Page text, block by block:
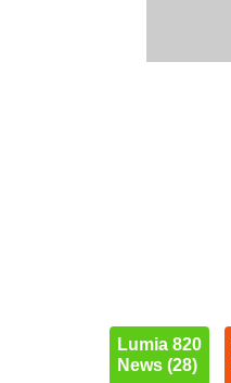
Lumia 820
News (28)